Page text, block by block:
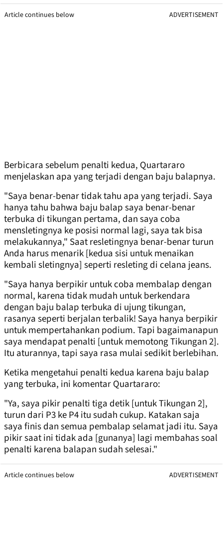
Article continues below ADVERTISEMENT
Berbicara sebelum penalti kedua, Quartararo
menjelaskan apa yang terjadi dengan baju balapnya.
"Saya benar-benar tidak tahu apa yang terjadi. Saya
hanya tahu bahwa baju balap saya benar-benar
terbuka di tikungan pertama, dan saya coba
mensletingnya ke posisi normal lagi, saya tak bisa
melakukannya," Saat resletingnya benar-benar turun
Anda harus menarik [kedua sisi untuk menaikan
kembali sletingnya] seperti resleting di celana jeans.
"Saya hanya berpikir untuk coba membalap dengan
normal, karena tidak mudah untuk berkendara
dengan baju balap terbuka di ujung tikungan,
rasanya seperti berjalan terbalik! Saya hanya berpikir
untuk mempertahankan podium. Tapi bagaimanapun
saya mendapat penalti [untuk memotong Tikungan 2].
Itu aturannya, tapi saya rasa mulai sedikit berlebihan.
Ketika mengetahui penalti kedua karena baju balap
yang terbuka, ini komentar Quartararo:
"Ya, saya pikir penalti tiga detik [untuk Tikungan 2],
turun dari P3 ke P4 itu sudah cukup. Katakan saja
saya finis dan semua pembalap selamat jadi itu. Saya
pikir saat ini tidak ada [gunanya] lagi membahas soal
penalti karena balapan sudah selesai."
Article continues below ADVERTISEMENT